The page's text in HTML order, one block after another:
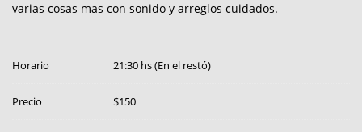
varias cosas mas con sonido y arreglos cuidados.
Horario 21:30 hs (En el restó)
Precio $150